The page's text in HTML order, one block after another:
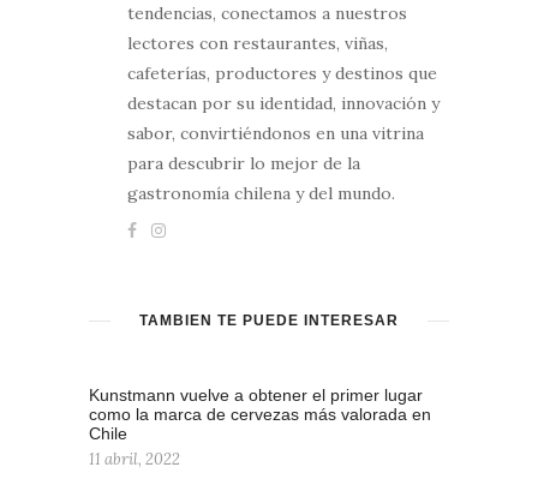
tendencias, conectamos a nuestros
lectores con restaurantes, viñas,
cafeterías, productores y destinos que
destacan por su identidad, innovación y
sabor, convirtiéndonos en una vitrina
para descubrir lo mejor de la
gastronomía chilena y del mundo.
TAMBIÉN TE PUEDE INTERESAR
Kunstmann vuelve a obtener el primer lugar
como la marca de cervezas más valorada en
Chile
11 abril, 2022